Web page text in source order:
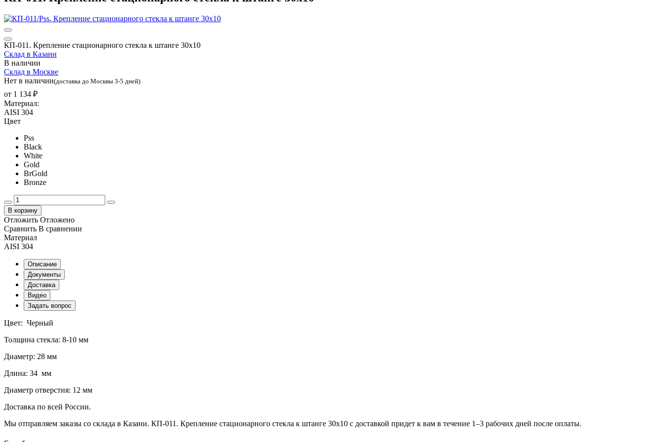
КП-011. Крепление стационарного стекла к штанге 30х10
Склад в Казани
В наличии
Склад в Москве
Нет в наличии(доставка до Москвы 3-5 дней)
от 1 134 ₽
Материал:
AISI 304
Цвет
Pss
Black
White
Gold
BrGold
Bronze
В корзину
Отложить Отложено
Сравнить В сравнении
Материал
AISI 304
Описание
Документы
Доставка
Видео
Задать вопрос
Цвет: Черный
Толщина стекла: 8-10 мм
Диаметр: 28 мм
Длина: 34 мм
Диаметр отверстия: 12 мм
Доставка по всей России.
Мы отправляем заказы со склада в Казани. КП-011. Крепление стационарного стекла к штанге 30х10 с доставкой придет к вам в течение 1–3 рабочих дней после оплаты.